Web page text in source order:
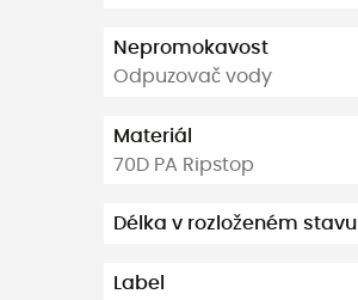
Nepromokavost
Odpuzovač vody
Materiál
70D PA Ripstop
Délka v rozloženém stavu
Label